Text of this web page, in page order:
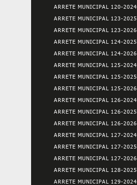
ARRETE MUNICIPAL 120-2024
ARRETE MUNICIPAL 123-2025
ARRETE MUNICIPAL 123-2026
ARRETE MUNICIPAL 124-2025
ARRETE MUNICIPAL 124-2026
ARRETE MUNICIPAL 125-2024
ARRETE MUNICIPAL 125-2025
ARRETE MUNICIPAL 125-2026
ARRETE MUNICIPAL 126-2024
ARRETE MUNICIPAL 126-2025
ARRETE MUNICIPAL 126-2026
ARRETE MUNICIPAL 127-2024
ARRETE MUNICIPAL 127-2025
ARRETE MUNICIPAL 127-2026
ARRETE MUNICIPAL 128-2025
ARRETE MUNICIPAL 129-2024